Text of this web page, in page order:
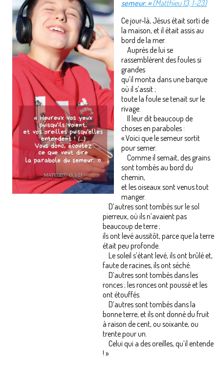
semeur. »(Matthieu 13, 1-23)
Ce jour-là, Jésus était sorti de
la maison, et il était assis au
bord de la mer.
Auprès de lui se
rassemblèrent des foules si
grandes
qu’il monta dans une barque
où il s’assit ;
toute la foule se tenait sur le
rivage.
Il leur dit beaucoup de
choses en paraboles :
« Voici que le semeur sortit
pour semer.
Comme il semait, des grains
sont tombés au bord du
chemin,
et les oiseaux sont venus tout
manger.
D’autres sont tombés sur le sol
pierreux, où ils n’avaient pas
beaucoup de terre ;
ils ont levé aussitôt, parce que la terre
était peu profonde.
Le soleil s’étant levé, ils ont brûlé et,
faute de racines, ils ont séché.
D’autres sont tombés dans les
ronces ; les ronces ont poussé et les
ont étouffés.
D’autres sont tombés dans la
bonne terre, et ils ont donné du fruit
à raison de cent, ou soixante, ou
trente pour un.
Celui qui a des oreilles, qu’il entende
! »